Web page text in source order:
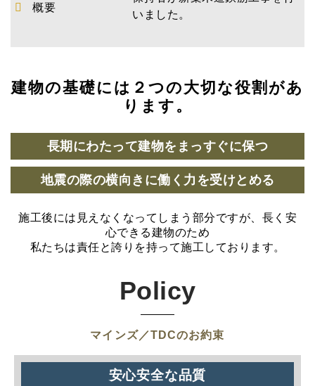
概要
いました。
建物の基礎には２つの大切な役割があ
ります。
長期にわたって建物をまっすぐに保つ
地震の際の横向きに働く力を受けとめる
施工後には見えなくなってしまう部分ですが、長く安
心できる建物のため
私たちは責任と誇りを持って施工しております。
Policy
マインズ／TDCのお約束
安心安全な品質